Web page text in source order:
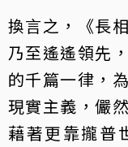
換言之，《長
乃至遙遙領先
的千篇一律，
現實主義，儼
藉著更靠攏普